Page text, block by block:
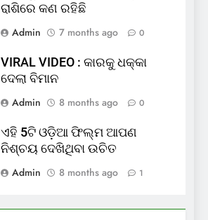
ରାଶିରେ କଣ ରହିଛି
Admin
7 months ago 0
VIRAL VIDEO : କାରକୁ ଧକ୍କା
ଦେଲା ବିମାନ
Admin
8 months ago 0
ଏହି 5ଟି ଓଡ଼ିଆ ଫିଲ୍ମ ଆପଣ
ନିଶ୍ଚୟ ଦେଖିଥିବା ଉଚିତ
Admin
8 months ago 1